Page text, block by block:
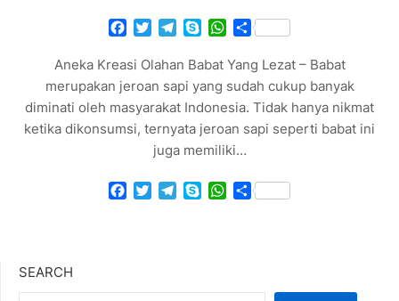
Facebook
TwitterTelegram
SkypeWhatsApp
Share
Aneka Kreasi Olahan Babat Yang Lezat – Babat
merupakan jeroan sapi yang sudah cukup banyak
diminati oleh masyarakat Indonesia. Tidak hanya nikmat
ketika dikonsumsi, ternyata jeroan sapi seperti babat ini
juga memiliki…
Facebook
TwitterTelegram
SkypeWhatsApp
Share
SEARCH